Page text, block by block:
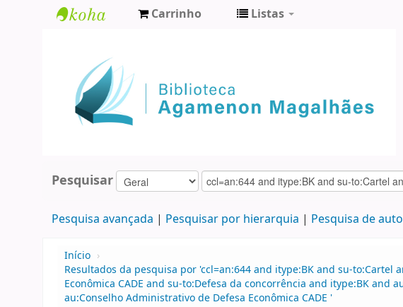
Agamenon
Magalhães
Carrinho Listas
Pesquisar
Pesquisa avançada Pesquisar por hierarquia Pesquisa de
Início ›
Resultados da pesquisa por 'ccl=an:644 and itype:BK and su-
Econômica CADE and su-to:Defesa da concorrência and itype:BK and
au:Conselho Administrativo de Defesa Econômica CADE '